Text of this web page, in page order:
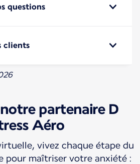
questions
clients
partenaire D
Aéro
vivez chaque étape du
pour maîtriser votre anxiété :